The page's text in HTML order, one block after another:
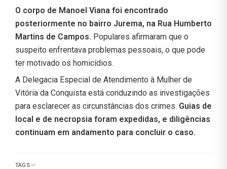
O corpo de Manoel Viana foi encontrado
posteriormente no bairro Jurema, na Rua Humberto
Martins de Campos. Populares afirmaram que o
suspeito enfrentava problemas pessoais, o que pode
ter motivado os homicídios.
A Delegacia Especial de Atendimento à Mulher de
Vitória da Conquista está conduzindo as investigações
para esclarecer as circunstâncias dos crimes. Guias de
local e de necropsia foram expedidas, e diligências
continuam em andamento para concluir o caso.
TAGS